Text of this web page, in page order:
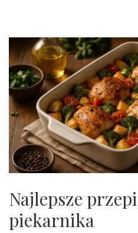
Najlepsze
piekarnika